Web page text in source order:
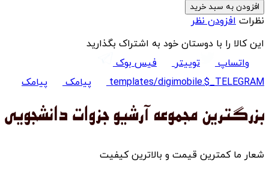
افزودن به سبد خرید
نظرات افزودن نظر
این کالا را با دوستان خود به اشتراک بگذارید
واتساپ
توییتر
فیس بوک
templates/digimobile.$_TELEGRAM
پیامک پیامک
شعار ما کمترین قیمت و بالاترین کیفیت